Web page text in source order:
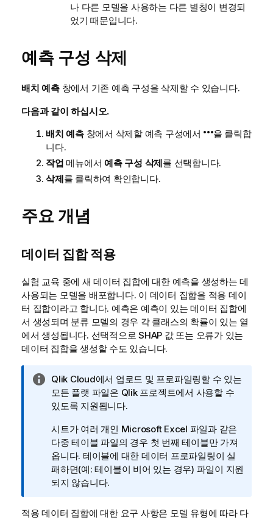
나 다른 모델을 사용하는 다른 별칭이 변경되
었기 때문입니다.
예측 구성 삭제
배치 예측창에서 기존 예측 구성을 삭제할 수 있습니다.
다음과 같이 하십시오.
배치 예측창에서 삭제할 예측 구성에서
을 클릭합
니다.
작업 메뉴에서 예측 구성 삭제를 선택합니다.
삭제를 클릭하여 확인합니다.
주요 개념
데이터 집합 적용
실험 교육 중에 새 데이터 집합에 대한 예측을 생성하는 데
사용되는 모델을 배포합니다. 이 데이터 집합을 적용 데이
터 집합이라고 합니다. 예측은 예측이 있는 데이터 집합에
서 생성되며 분류 모델의 경우 각 클래스의 확률이 있는 열
에서 생성됩니다. 선택적으로 SHAP 값 또는 오류가 있는
데이터 집합을 생성할 수도 있습니다.
정
보
메
Qlik Cloud에서 업로드 및 프로파일링할 수 있는
모든 플랫 파일은 Qlik 프로젝트에서 사용할 수
있도록 지원됩니다.
시트가 여러 개인 Microsoft Excel 파일과 같은
다중 테이블 파일의 경우 첫 번째 테이블만 가져
옵니다. 테이블에 대한 데이터 프로파일링이 실
패하면(예: 테이블이 비어 있는 경우) 파일이 지원
되지 않습니다.
적용 데이터 집합에 대한 요구 사항은 모델 유형에 따라 다